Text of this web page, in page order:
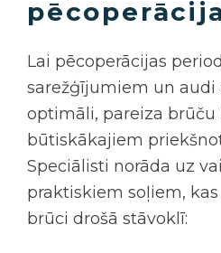
Lai pēcoperācijas
sarežģījumiem un audi
optimāli, pareiza brūču
būtiskākajiem
Speciālisti norāda uz
praktiskiem soļiem,
brūci drošā stāvoklī: